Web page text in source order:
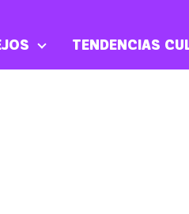
TENDENCIAS